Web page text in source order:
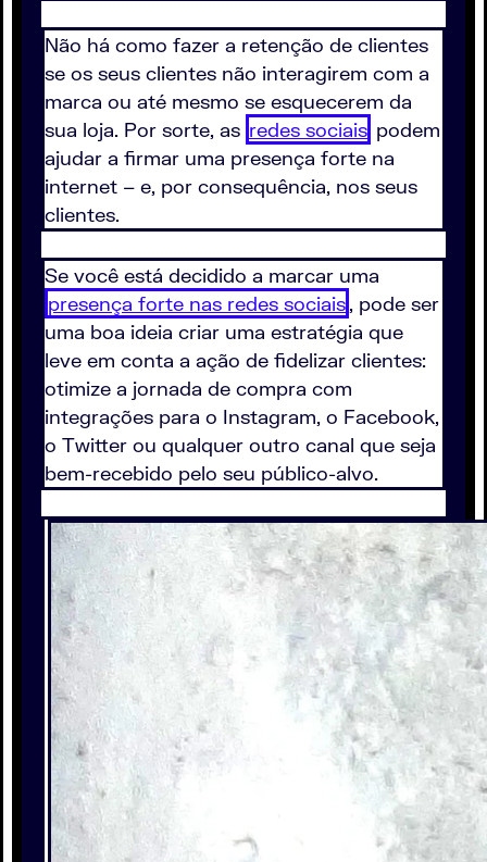
Não há como fazer a retenção de clientes
se os seus clientes não interagirem com a
marca ou até mesmo se esquecerem da
sua loja. Por sorte, as redes sociais podem
ajudar a firmar uma presença forte na
internet – e, por consequência, nos seus
clientes.
Se você está decidido a marcar uma
presença forte nas redes sociais, pode ser
uma boa ideia criar uma estratégia que
leve em conta a ação de fidelizar clientes:
otimize a jornada de compra com
integrações para o Instagram, o Facebook,
o Twitter ou qualquer outro canal que seja
bem-recebido pelo seu público-alvo.